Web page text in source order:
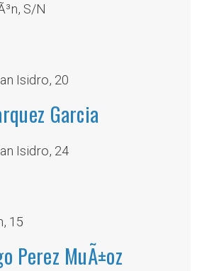
S/N
Isidro, 20
Garcia
Isidro, 24
15
Perez MuÃ±oz